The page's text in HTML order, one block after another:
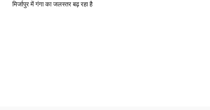
मिर्जापुर में गंगा का जलस्तर बढ़ रहा है